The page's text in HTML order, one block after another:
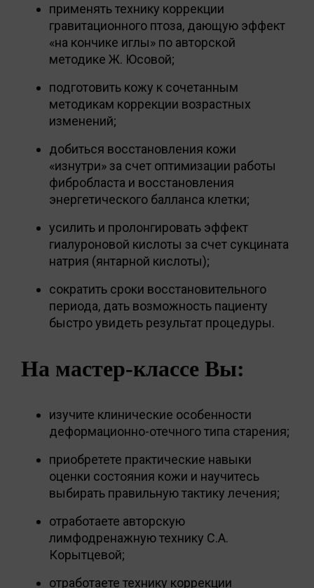
применять технику коррекции
гравитационного птоза, дающую эффект
«на кончике иглы» по авторской
методике Ж. Юсовой;
подготовить кожу к сочетанным
методикам коррекции возрастных
изменений;
добиться восстановления кожи
«изнутри» за счет оптимизации работы
фибробласта и восстановления
энергетического балланса клетки;
усилить и пролонгировать эффект
гиалуроновой кислоты за счет сукцината
натрия (янтарной кислоты);
сократить сроки восстановительного
периода, дать возможность пациенту
быстро увидеть результат процедуры.
На мастер-классе Вы:
изучите клинические особенности
деформационно-отечного типа старения;
приобретете практические навыки
оценки состояния кожи и научитесь
выбирать правильную тактику лечения;
отработаете авторскую
лимфодренажную технику С.А.
Корытцевой;
отработаете технику коррекции